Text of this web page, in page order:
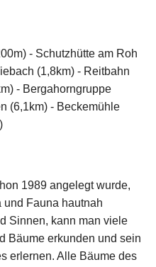
- Schutzhütte am Roh
(1,8km) - Reitbahn
- Bergahorngruppe
(6,1km) - Beckemühle
1989 angelegt wurde,
und Fauna hautnah
Sinnen, kann man viele
Bäume erkunden und sein
erlernen. Alle Bäume des